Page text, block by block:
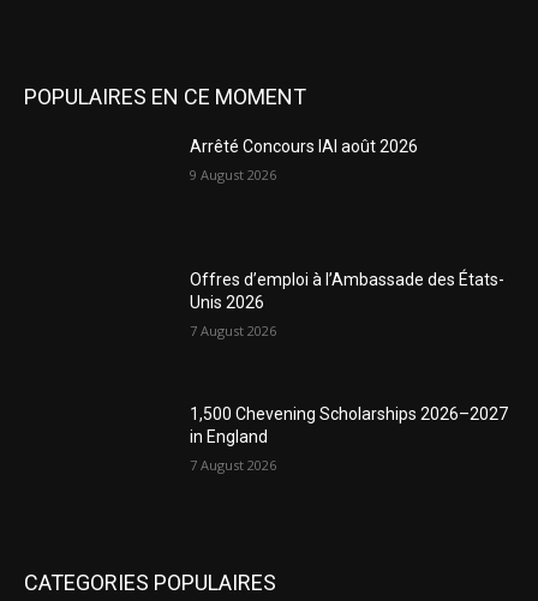
POPULAIRES EN CE MOMENT
Arrêté Concours IAI août 2026
9 August 2026
Offres d’emploi à l’Ambassade des États-
Unis 2026
7 August 2026
1,500 Chevening Scholarships 2026–2027
in England
7 August 2026
CATEGORIES POPULAIRES